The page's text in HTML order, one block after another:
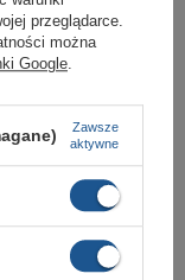
przeglądarce.
można
Google
Zawsze
aktywne